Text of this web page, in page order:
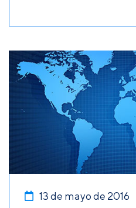
13 de mayo de 2016